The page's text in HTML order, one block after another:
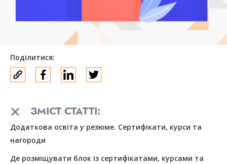
Поділитися:
ЗМІСТ СТАТТІ:
Додаткова освіта у резюме. Сертифікати, курси та
нагороди
Де розміщувати блок із сертифікатами, курсами та